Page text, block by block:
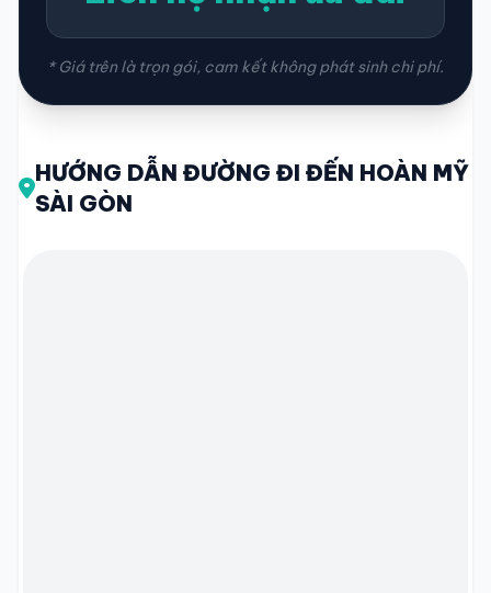
* Giá trên là trọn gói, cam kết không phát sinh chi phí.
HƯỚNG DẪN ĐƯỜNG ĐI ĐẾN HOÀN MỸ
SÀI GÒN